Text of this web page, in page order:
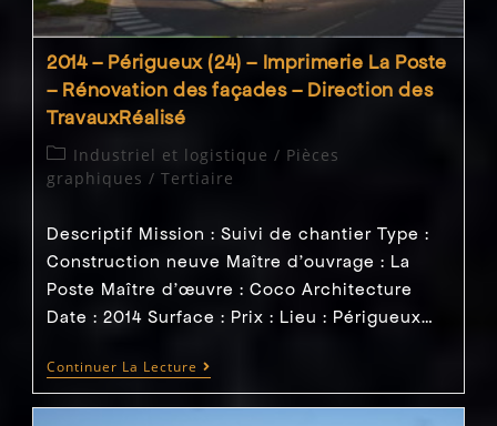
2014 – Périgueux (24) – Imprimerie La Poste
– Rénovation des façades – Direction des
TravauxRéalisé
Post
category:
Industriel et logistique / Pièces
graphiques / Tertiaire
Descriptif Mission : Suivi de chantier Type :
Construction neuve Maître d'ouvrage : La
Poste Maître d’œuvre : Coco Architecture
Date : 2014 Surface : Prix : Lieu : Périgueux…
Continuer La Lecture 2014
–
Périgueux